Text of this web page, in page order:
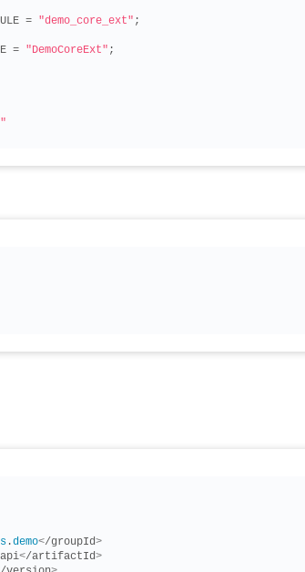
=
"demo_core_ext" ;
=
"DemoCoreExt" ;
.demo</groupId>
api</artifactId>